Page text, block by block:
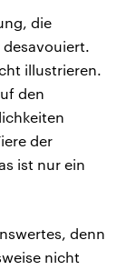
die
desavouiert.
illustrieren.
den
der
ist nur ein
denn
nicht